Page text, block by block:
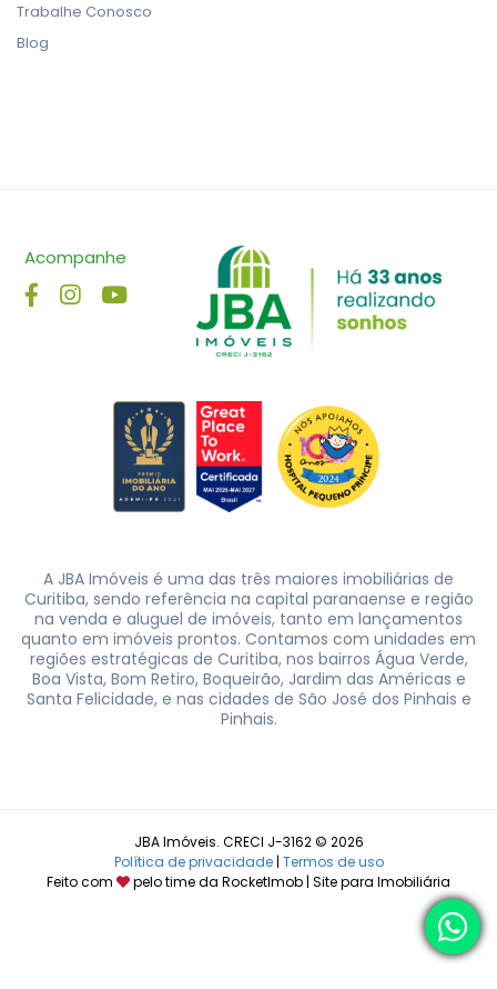
Trabalhe Conosco
Blog
Acompanhe
A JBA Imóveis é uma das três maiores imobiliárias de
Curitiba, sendo referência na capital paranaense e região
na venda e aluguel de imóveis, tanto em lançamentos
quanto em imóveis prontos. Contamos com unidades em
regiões estratégicas de Curitiba, nos bairros Água Verde,
Boa Vista, Bom Retiro, Boqueirão, Jardim das Américas e
Santa Felicidade, e nas cidades de São José dos Pinhais e
Pinhais.
JBA Imóveis. CRECI J-3162 © 2026
Política de privacidade| Termos de uso
Feito com
pelo time da RocketImob | Site para Imobiliária